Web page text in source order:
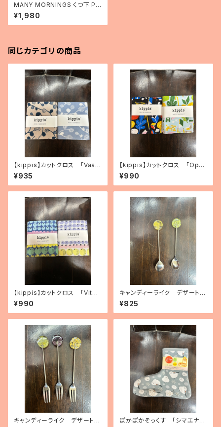
MANY MORNINGS くつ下 PI
GGY TALES
¥1,980
同じカテゴリの商品
【kippis】カットクロス 「Vaap
ukka／ラズベリー」（2色）
¥935
【kippis】カットクロス 「Oppi
／教育」（2色）
¥990
【kippis】カットクロス 「Vita
miini／ビタミン」（3種）
¥990
キャンディーライク デザートス
プーン（2種）
¥825
キャンディーライク デザートフ
ぽかぽかそっくす 「シマエナ